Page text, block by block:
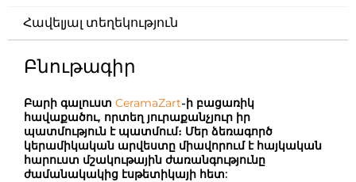
Հավելյալ տեղեկություն
Բնութագիր
Բարի գալուստ CeramaZart-ի բացառիկ
հավաքածու, որտեղ յուրաքանչյուր իր
պատմություն է պատմում։ Մեր ձեռագործ
կերամիկական արվեստը միավորում է հայկական
հարուստ մշակութային ժառանգությունը
ժամանակակից էսթետիկայի հետ: